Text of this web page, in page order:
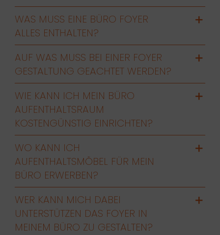
WAS MUSS EINE BÜRO FOYER
ALLES ENTHALTEN?
AUF WAS MUSS BEI EINER FOYER
GESTALTUNG GEACHTET WERDEN?
WIE KANN ICH MEIN BÜRO
AUFENTHALTSRAUM
KOSTENGÜNSTIG EINRICHTEN?
WO KANN ICH
AUFENTHALTSMÖBEL FÜR MEIN
BÜRO ERWERBEN?
WER KANN MICH DABEI
UNTERSTÜTZEN DAS FOYER IN
MEINEM BÜRO ZU GESTALTEN?